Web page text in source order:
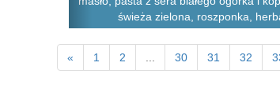
świeża zielona, roszponka,
« 1 2 ... 30 31 32